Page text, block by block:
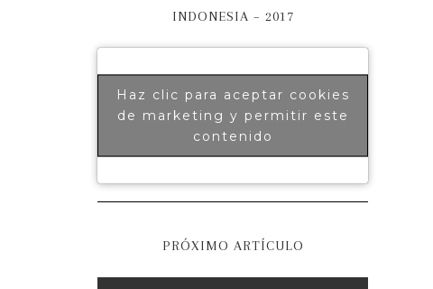
INDONESIA – 2017
Haz clic para aceptar cookies
de marketing y permitir este
contenido
PRÓXIMO ARTÍCULO